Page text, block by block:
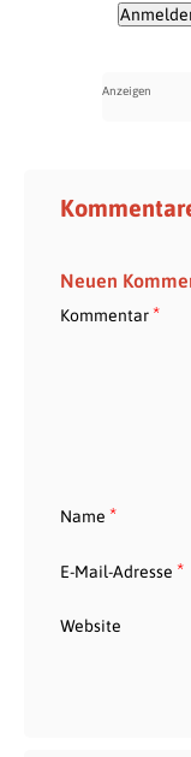
Neuen
Kommentar*
Name *
E-Mail-Adresse *
Website